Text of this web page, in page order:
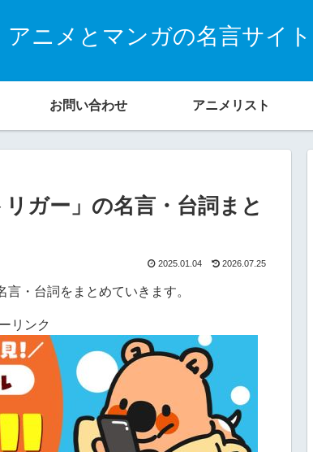
アニメとマンガの名言サイト
お問い合わせ アニメリスト
ガー」の名言・台詞まと
2025.01.04 2026.07.25
・台詞をまとめていきます。
リンク